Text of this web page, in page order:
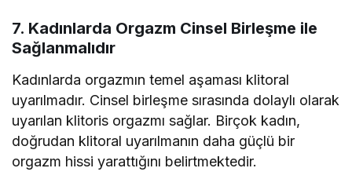
7. Kadınlarda Orgazm Cinsel Birleşme ile
Sağlanmalıdır
Kadınlarda orgazmın temel aşaması klitoral
uyarılmadır. Cinsel birleşme sırasında dolaylı olarak
uyarılan klitoris orgazmı sağlar. Birçok kadın,
doğrudan klitoral uyarılmanın daha güçlü bir
orgazm hissi yarattığını belirtmektedir.